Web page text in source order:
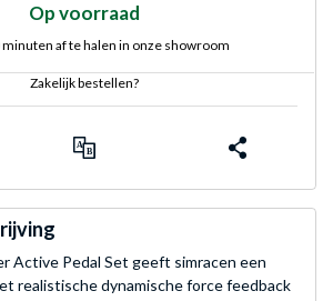
Op voorraad
af te halen in onze showroom
Zakelijk bestellen?
Active Pedal Set geeft simracen een
realistische dynamische force feedback